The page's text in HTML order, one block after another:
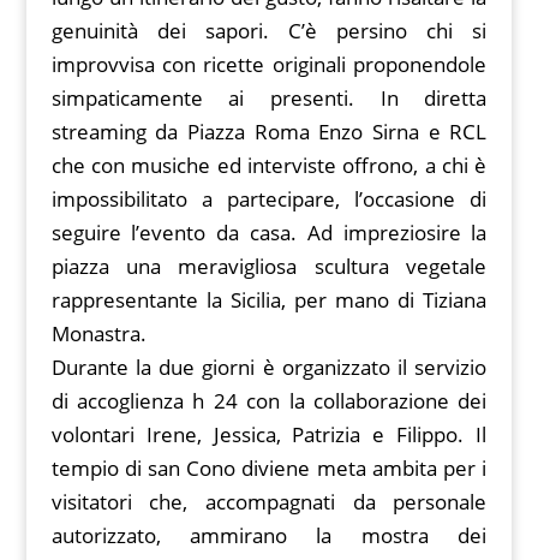
genuinità dei sapori. C’è persino chi si
improvvisa con ricette originali proponendole
simpaticamente ai presenti. In diretta
streaming da Piazza Roma Enzo Sirna e RCL
che con musiche ed interviste offrono, a chi è
impossibilitato a partecipare, l’occasione di
seguire l’evento da casa. Ad impreziosire la
piazza una meravigliosa scultura vegetale
rappresentante la Sicilia, per mano di Tiziana
Monastra.
Durante la due giorni è organizzato il servizio
di accoglienza h 24 con la collaborazione dei
volontari Irene, Jessica, Patrizia e Filippo. Il
tempio di san Cono diviene meta ambita per i
visitatori che, accompagnati da personale
autorizzato, ammirano la mostra dei